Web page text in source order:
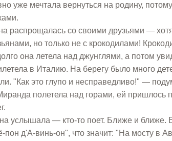
уже мечтала вернуться на родину,
распрощалась со своими друзьями —
но только не с крокодилами!
она летела над джунглями, а потом
в Италию. На берегу было много
"Как это глупо и несправедливо!" —
полетела над горами, ей
услышала — кто-то поет. Ближе и ближе.
д'А-винь-он", что значит: "На мосту в